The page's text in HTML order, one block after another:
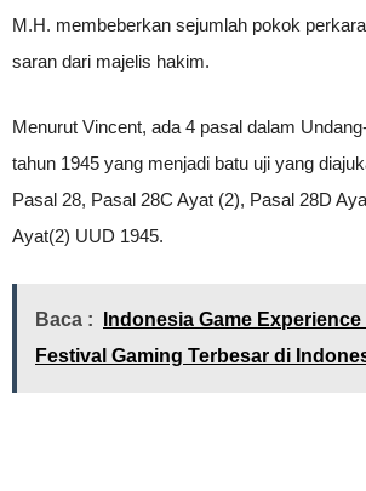
M.H. membeberkan sejumlah pokok
saran dari majelis hakim.
Menurut Vincent, ada 4 pasal dalam
tahun 1945 yang menjadi batu uji yang
Pasal 28, Pasal 28C Ayat (2), Pasal 28D
Ayat(2) UUD 1945.
Baca :
Indonesia Game Experience
Festival Gaming Terbesar di